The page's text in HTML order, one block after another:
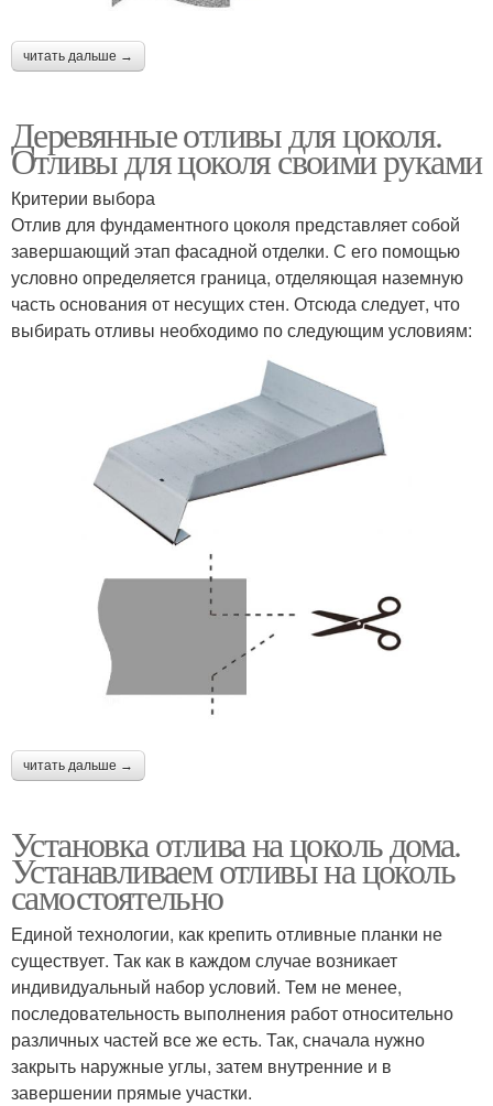
читать дальше →
Деревянные отливы для цоколя.
Отливы для цоколя своими руками
Критерии выбора
Отлив для фундаментного цоколя представляет собой
завершающий этап фасадной отделки. С его помощью
условно определяется граница, отделяющая наземную
часть основания от несущих стен. Отсюда следует, что
выбирать отливы необходимо по следующим условиям:
читать дальше →
Установка отлива на цоколь дома.
Устанавливаем отливы на цоколь
самостоятельно
Единой технологии, как крепить отливные планки не
существует. Так как в каждом случае возникает
индивидуальный набор условий. Тем не менее,
последовательность выполнения работ относительно
различных частей все же есть. Так, сначала нужно
закрыть наружные углы, затем внутренние и в
завершении прямые участки.